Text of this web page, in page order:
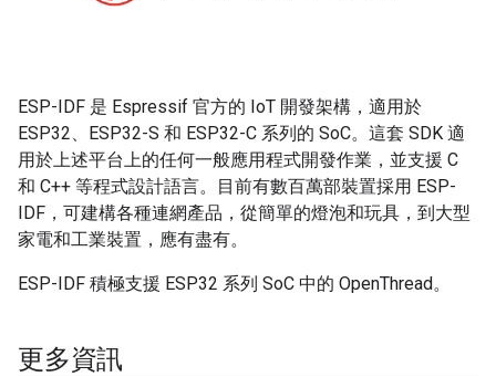
ESP-IDF 是 Espressif 官方的 IoT 開發架構，適用於
ESP32、ESP32-S 和 ESP32-C 系列的 SoC。這套 SDK 適
用於上述平台上的任何一般應用程式開發作業，並支援 C
和 C++ 等程式設計語言。目前有數百萬部裝置採用 ESP-
IDF，可建構各種連網產品，從簡單的燈泡和玩具，到大型
家電和工業裝置，應有盡有。
ESP-IDF 積極支援 ESP32 系列 SoC 中的 OpenThread。
更多資訊